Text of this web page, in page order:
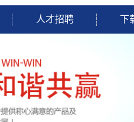
人才招聘 下